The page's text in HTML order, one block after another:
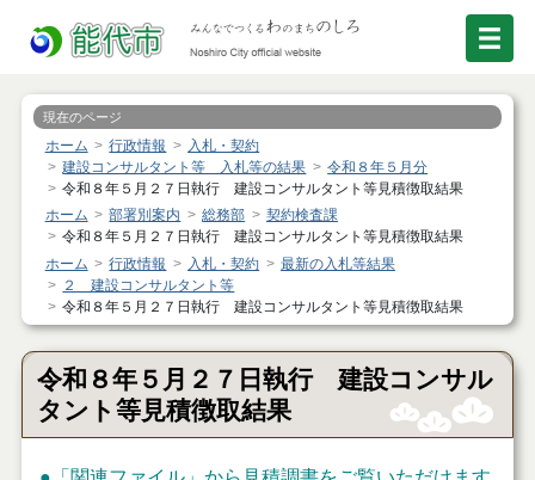
現在のページ
ホーム 行政情報
入札・契約
建設コンサルタント等 入札等の結果
令和８年５月分
令和８年５月２７日執行 建設コンサルタント等見積徴取結果
ホーム
部署別案内 総務部
契約検査課
令和８年５月２７日執行 建設コンサルタント等見積徴取結果
ホーム
行政情報 入札・契約
最新の入札等結果
２ 建設コンサルタント等
令和８年５月２７日執行 建設コンサルタント等見積徴取結果
令和８年５月２７日執行 建設コンサル
タント等見積徴取結果